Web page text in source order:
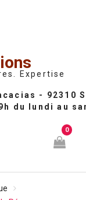
Expertise
0